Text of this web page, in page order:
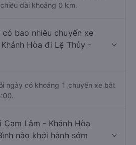
dài khoảng 0 km.
bao nhiêu chuyến xe
Hòa đi Lệ Thủy -
ngày có khoảng 1 chuyến xe bắt
Cam Lâm - Khánh Hòa
nào khởi hành sớm